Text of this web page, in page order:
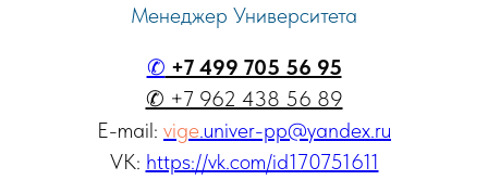
Менеджер Университета
✆ +7 499 705 56 95
✆ +7 962 438 56 89
E-mail: vige.univer-pp@yandex.ru
VK: https://vk.com/id170751611